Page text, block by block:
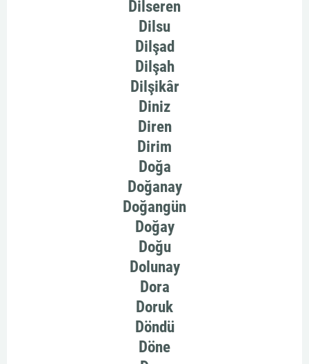
Dilseren
Dilsu
Dilşad
Dilşah
Dilşikâr
Diniz
Diren
Dirim
Doğa
Doğanay
Doğangün
Doğay
Doğu
Dolunay
Dora
Doruk
Döndü
Döne